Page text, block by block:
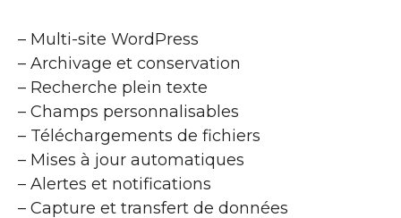
– Multi-site WordPress
– Archivage et conservation
– Recherche plein texte
– Champs personnalisables
– Téléchargements de fichiers
– Mises à jour automatiques
– Alertes et notifications
– Capture et transfert de données